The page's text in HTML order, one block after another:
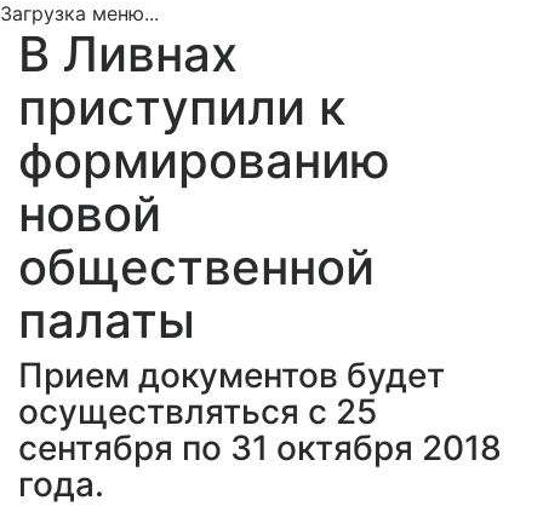
Загрузка меню...
В Ливнах
приступили к
формированию
новой
общественной
палаты
Прием документов будет
осуществляться с 25
сентября по 31 октября 2018
года.